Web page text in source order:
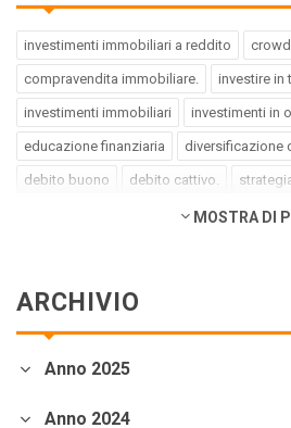
investimenti immobiliari a reddito
compravendita immobiliare. investire in
investimenti immobiliari investimenti in
educazione finanziaria diversificazione
debito buono debito cattivo.
errori
crowdfunding. azioni sottovalutate
sistema bancario
MOSTRA DI
ARCHIVIO
Anno 2025
Anno 2024